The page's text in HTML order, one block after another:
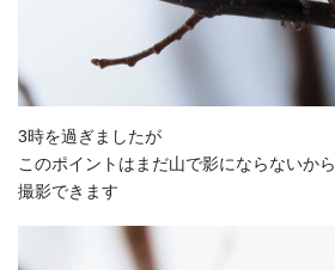
3時を過ぎましたが
このポイントはまだ山で影にならないから
撮影できます